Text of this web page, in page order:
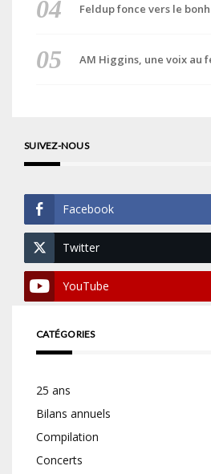
Feldup fonce vers le
AM Higgins, une voix au
SUIVEZ-NOUS
Facebook
Twitter
YouTube
CATÉGORIES
25 ans
Bilans annuels
Compilation
Concerts